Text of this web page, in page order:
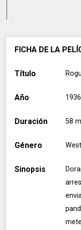
FICHA DE LA
Título
Año 1936
Duración 58
Género
Sinopsis